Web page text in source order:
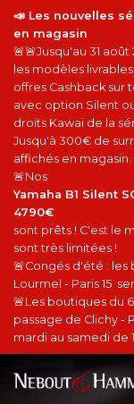
📣 Les nouvelles
en magasin
🚨🚨Jusqu'au 31
les modèles
offres Cashback sur
avec option Silent
droits Kawai de la
Jusqu'à 300€ de
affichés en magasin.
🚨Nos
Yamaha B1 Silent
4790€
sont prêts ! C'est le
sont très limitées !
🚨Congés d'été : les
Lourmel - Paris 15
🚨Les boutiques du
passage de Clichy -
mardi au samedi de